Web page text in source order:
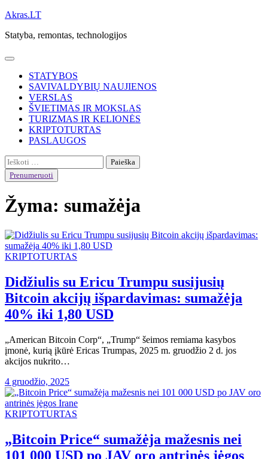
Skip
content
Akras.LT
Statyba, remontas, technologijos
STATYBOS
SAVIVALDYBIŲ NAUJIENOS
VERSLAS
ŠVIETIMAS IR MOKSLAS
TURIZMAS IR KELIONĖS
KRIPTOTURTAS
PASLAUGOS
Ieškoti:
Prenumeruoti
Žyma: sumažėja
KRIPTOTURTAS
Didžiulis su Ericu Trumpu susijusių
Bitcoin akcijų išpardavimas: sumažėja
40% iki 1,80 USD
„American Bitcoin Corp“, „Trump“ šeimos remiama kasybos
įmonė, kurią įkūrė Ericas Trumpas, 2025 m. gruodžio 2 d. jos
akcijos nukrito…
4 gruodžio, 2025
KRIPTOTURTAS
„Bitcoin Price“ sumažėja mažesnis nei
101 000 USD po JAV oro antrinės jėgos